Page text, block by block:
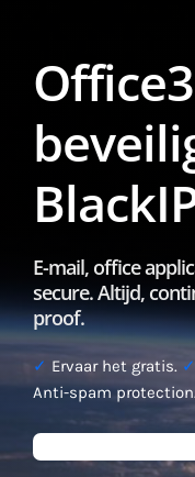
E-mail, office
secure. Altijd,
proof.
✓ Ervaar het gratis. ✓
Anti-spam protection.